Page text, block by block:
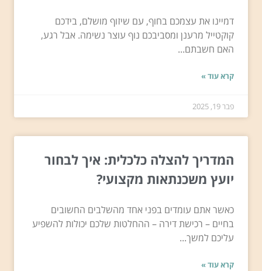
דמיינו את עצמכם בחוף, עם שיזוף מושלם, בידכם
קוקטייל מרענן ומסביבכם נוף עוצר נשימה. אבל רגע,
האם חשבתם...
קרא עוד »
פבר 19, 2025
המדריך להצלה כלכלית: איך לבחור
יועץ משכנתאות מקצועי?
כאשר אתם עומדים בפני אחד מהשלבים החשובים
בחיים – רכישת דירה – ההחלטות שלכם יכולות להשפיע
עליכם למשך...
קרא עוד »